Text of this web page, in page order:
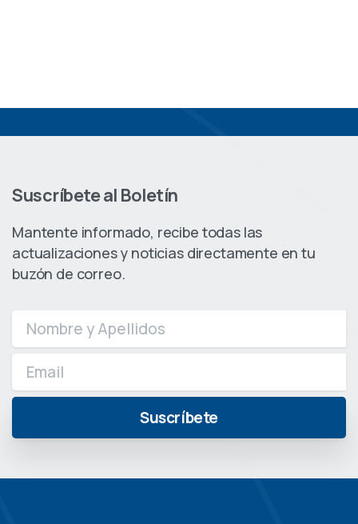
Suscríbete al Boletín
Mantente informado, recibe todas las
actualizaciones y noticias directamente en tu
buzón de correo.